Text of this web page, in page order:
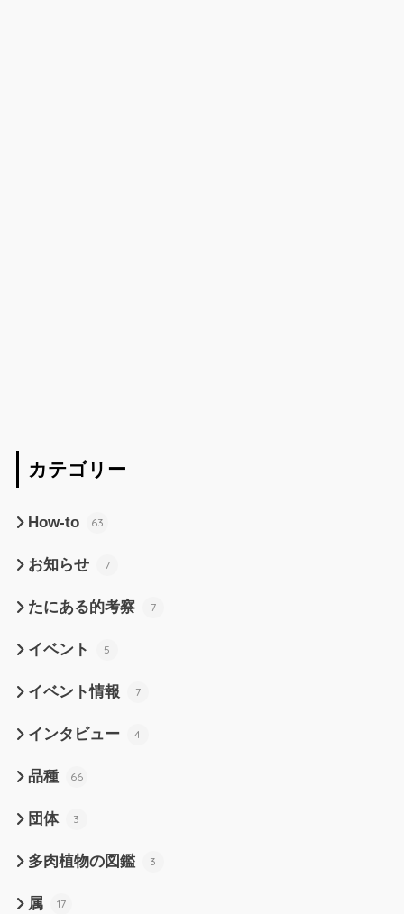
カテゴリー
How-to 63
お知らせ 7
たにある的考察 7
イベント 5
イベント情報 7
インタビュー 4
品種 66
団体 3
多肉植物の図鑑 3
属 17